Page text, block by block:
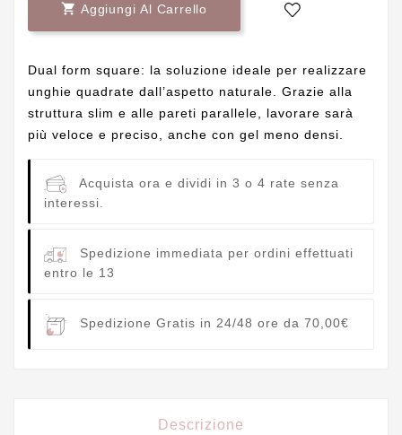
 Aggiungi Al Carrello
Dual form square: la soluzione ideale per realizzare
unghie quadrate dall’aspetto naturale. Grazie alla
struttura slim e alle pareti parallele, lavorare sarà
più veloce e preciso, anche con gel meno densi.
Acquista ora e dividi in 3 o 4 rate senza
interessi.
Spedizione immediata per ordini effettuati
entro le 13
Spedizione Gratis in 24/48 ore da 70,00€
Descrizione